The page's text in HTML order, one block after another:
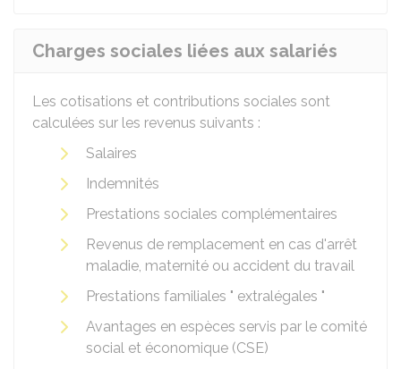
Charges sociales liées aux salariés
Les cotisations et contributions sociales sont
calculées sur les revenus suivants :
Salaires
Indemnités
Prestations sociales complémentaires
Revenus de remplacement en cas d'arrêt
maladie, maternité ou accident du travail
Prestations familiales " extralégales "
Avantages en espèces servis par le comité
social et économique (CSE)